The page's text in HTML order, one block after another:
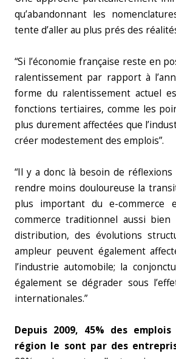
qu’abandonnant les
tente d’aller au plus prés des
“Si l’économie française reste en
ralentissement par rapport à
forme du ralentissement actuel
fonctions tertiaires, comme les
plus durement affectées que
créer modestement des emplois”.
“Il y a donc là besoin de
rendre moins douloureuse la
plus important du e-commerce
commerce traditionnel aussi
distribution, des évolutions
ampleur peuvent également
l’industrie automobile; la
également se dégrader sous
internationales.”
Depuis 2009, 45% des
région le sont par des